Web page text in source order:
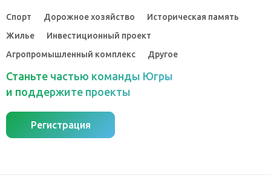
Спорт Дорожное хозяйство
Историческая память
Жилье
Инвестиционный проект
Агропромышленный комплекс
Другое
Станьте частью команды Югры
и поддержите проекты
Регистрация